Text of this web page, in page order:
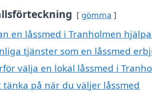
gömma
en låssmed i Tranholmen
tjänster som en låssmed
välja en lokal låssmed i
tänka på när du väljer låssmed